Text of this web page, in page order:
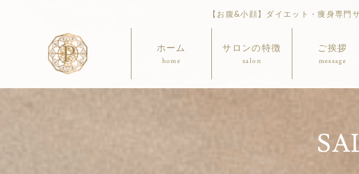
【お腹&小顔】ダイエット・痩身専
ホーム
home
サロンの特徴
salon
ご挨拶
message